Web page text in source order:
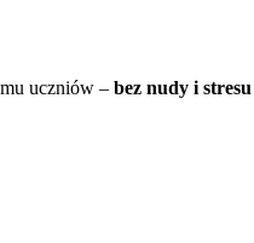
uczniów – bez nudy i stresu